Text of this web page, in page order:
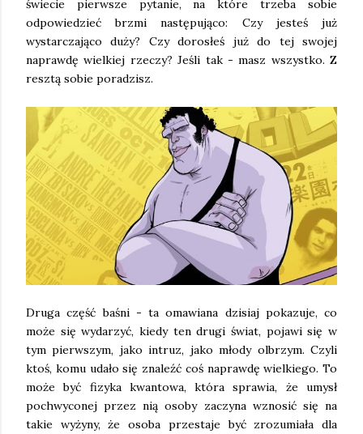
świecie pierwsze pytanie, na które trzeba sobie
odpowiedzieć brzmi następująco: Czy jesteś już
wystarczająco duży? Czy dorosłeś już do tej swojej
naprawdę wielkiej rzeczy? Jeśli tak - masz wszystko. Z
resztą sobie poradzisz.
Druga część baśni - ta omawiana dzisiaj pokazuje, co
może się wydarzyć, kiedy ten drugi świat, pojawi się w
tym pierwszym, jako intruz, jako młody olbrzym. Czyli
ktoś, komu udało się znaleźć coś naprawdę wielkiego. To
może być fizyka kwantowa, która sprawia, że umysł
pochwyconej przez nią osoby zaczyna wznosić się na
takie wyżyny, że osoba przestaje być zrozumiała dla